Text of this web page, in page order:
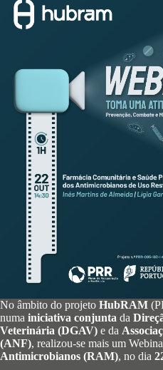
No âmbito do projeto HubRAM
numa iniciativa conjunta da
Veterinária (DGAV) e da
(ANF), realizou-se mais um
Antimicrobianos (RAM), no dia